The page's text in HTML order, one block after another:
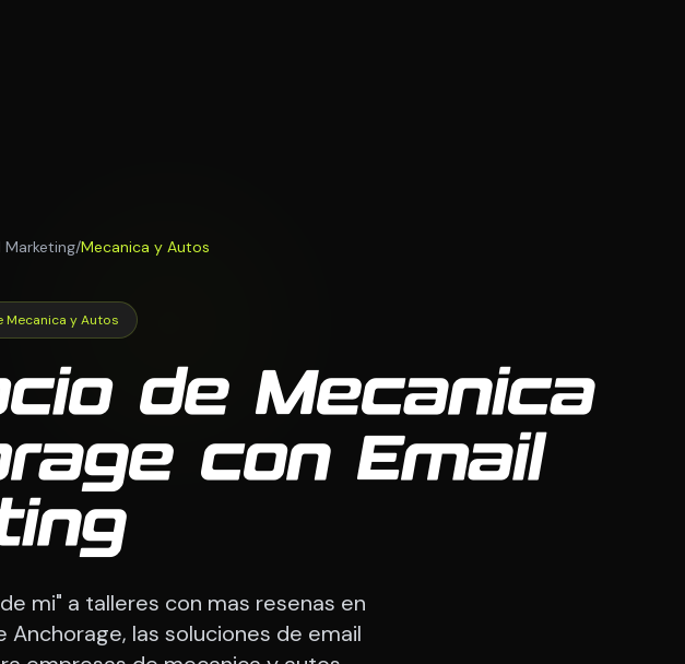
Marketing/Mecanica y Autos
Mecanica y Autos
de Mecanica
con Email
mi" a talleres con mas resenas en
las soluciones de email